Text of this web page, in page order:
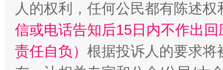
人的权利，任何公民都有陈述
信或电话告知后15日内不作出
责任自负） 根据投诉人的要求将